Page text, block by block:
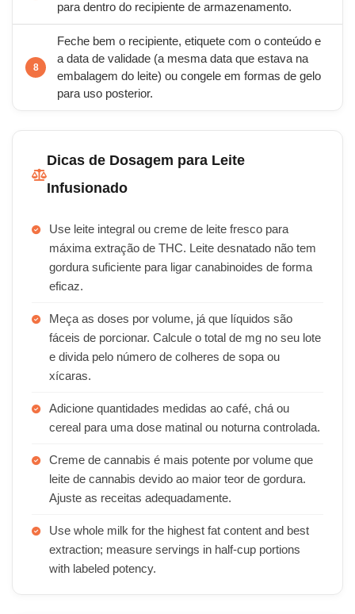
para dentro do recipiente de armazenamento.
Feche bem o recipiente, etiquete com o conteúdo e
a data de validade (a mesma data que estava na
embalagem do leite) ou congele em formas de gelo
para uso posterior.
Dicas de Dosagem para Leite
Infusionado
Use leite integral ou creme de leite fresco para
máxima extração de THC. Leite desnatado não tem
gordura suficiente para ligar canabinoides de forma
eficaz.
Meça as doses por volume, já que líquidos são
fáceis de porcionar. Calcule o total de mg no seu lote
e divida pelo número de colheres de sopa ou
xícaras.
Adicione quantidades medidas ao café, chá ou
cereal para uma dose matinal ou noturna controlada.
Creme de cannabis é mais potente por volume que
leite de cannabis devido ao maior teor de gordura.
Ajuste as receitas adequadamente.
Use whole milk for the highest fat content and best
extraction; measure servings in half-cup portions
with labeled potency.